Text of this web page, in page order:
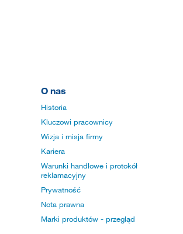
O nas
Historia
Kluczowi pracownicy
Wizja i misja firmy
Kariera
Warunki handlowe i protokół
reklamacyjny
Prywatność
Nota prawna
Marki produktów - przegląd